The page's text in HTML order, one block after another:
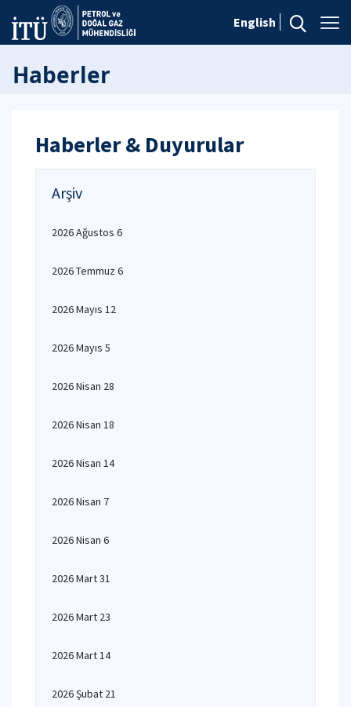
English
Haberler
Haberler & Duyurular
Arşiv
2026 Ağustos 6
2026 Temmuz 6
2026 Mayıs 12
2026 Mayıs 5
2026 Nisan 28
2026 Nisan 18
2026 Nisan 14
2026 Nisan 7
2026 Nisan 6
2026 Mart 31
2026 Mart 23
2026 Mart 14
2026 Şubat 21